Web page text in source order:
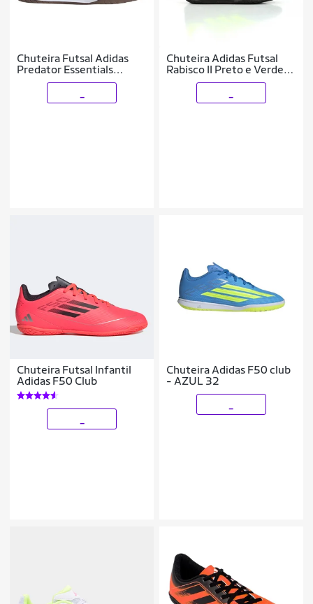
Chuteira Futsal Adidas
Predator Essentials
Infantil
Chuteira Adidas Futsal
Rabisco II Preto e Verde
Limão - Juvenil
Chuteira Futsal Infantil
Adidas F50 Club
Chuteira Adidas F50 club
- AZUL 32